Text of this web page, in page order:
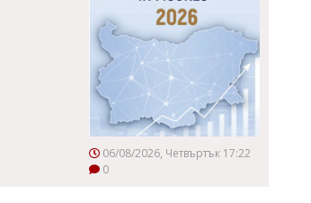
06/08/2026, Четвъртък 17:22
0